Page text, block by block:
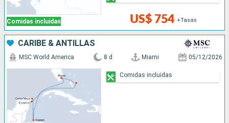
Comidas incluidas US$ 754 +Tasas
CARIBE & ANTILLAS
MSC World America 8 d Miami 05/12/2026
Comidas incluidas